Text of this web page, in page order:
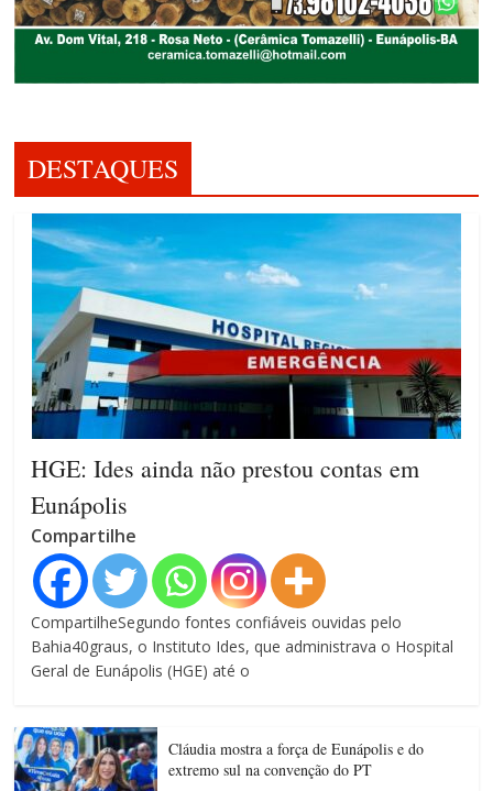
DESTAQUES
HGE: Ides ainda não prestou contas em
Eunápolis
Compartilhe
CompartilheSegundo fontes confiáveis ouvidas pelo
Bahia40graus, o Instituto Ides, que administrava o Hospital
Geral de Eunápolis (HGE) até o
Cláudia mostra a força de Eunápolis e do
extremo sul na convenção do PT